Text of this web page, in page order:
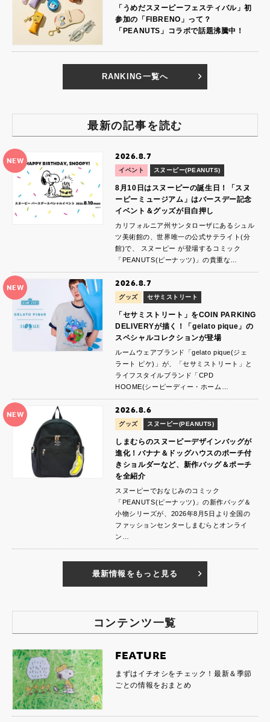
「うめだスヌーピーフェスティバル」初
参加の「FIBRENO」って？
「PEANUTS」コラボで話題沸騰中！
RANKING一覧へ
最新の記事を読む
NEW 2026.8.7
イベント スヌーピー(PEANUTS)
8月10日はスヌーピーの誕生日！「スヌ
ーピーミュージアム」はバースデー記念
イベント＆グッズが目白押し
カリフォルニア州サンタローザにあるシュル
ツ美術館の、世界唯一の公式サテライト(分
館)で、 スヌーピー が登場するコミック
「PEANUTS(ピーナッツ)」の貴重な…
NEW 2026.8.7
グッズ セサミストリート
「セサミストリート」をCOIN PARKING
DELIVERYが描く！「gelato pique」の
スペシャルコレクションが登場
ルームウェアブランド「gelato pique(ジェ
ラート ピケ)」が、「セサミストリート」と
ライフスタイルブランド「CPD
HOOME(シーピーディー・ホーム…
NEW 2026.8.6
グッズ スヌーピー(PEANUTS)
しまむらのスヌーピーデザインバッグが
進化！バナナ＆ドッグハウスのポーチ付
きショルダーなど、新作バッグ＆ポーチ
を全紹介
スヌーピーでおなじみのコミック
「PEANUTS(ピーナッツ)」の新作バッグ＆
小物シリーズが、2026年8月5日より全国の
ファッションセンターしまむらとオンライ
ン…
最新情報をもっと見る
コンテンツ一覧
FEATURE
まずはイチオシをチェック！最新＆季節
ごとの情報をおまとめ